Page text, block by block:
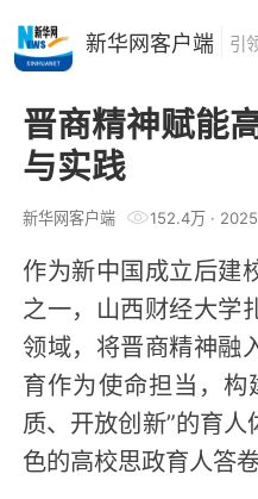
晋商精神赋能
与实践
新华网客户端 152.4万·
作为新中国成立后建
之一，山西财经大学
领域，将晋商精神融
育作为使命担当，
质、开放创新”的育
色的高校思政育人答卷
新华网客户端 引